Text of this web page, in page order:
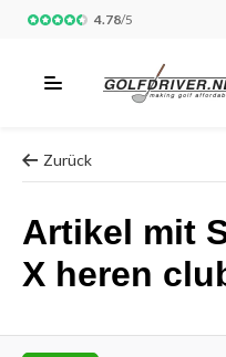
4.78/5
Zurück
Artikel mit
X heren